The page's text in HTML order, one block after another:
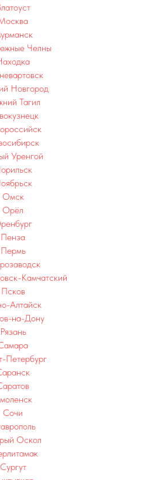
Челны
Новгород
Тагил
Уренгой
Омск
Орёл
Пенза
Пермь
Камчатский
Псков
Алтайск
на-Дону
Рязань
Петербург
Сочи
Оскол
Сургут